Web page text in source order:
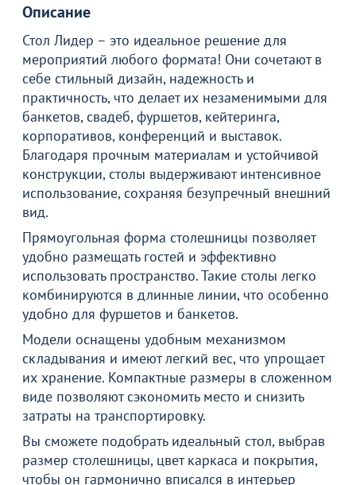
Описание
Стол Лидер – это идеальное решение для
мероприятий любого формата! Они сочетают в
себе стильный дизайн, надежность и
практичность, что делает их незаменимыми для
банкетов, свадеб, фуршетов, кейтеринга,
корпоративов, конференций и выставок.
Благодаря прочным материалам и устойчивой
конструкции, столы выдерживают интенсивное
использование, сохраняя безупречный внешний
вид.
Прямоугольная форма столешницы позволяет
удобно размещать гостей и эффективно
использовать пространство. Такие столы легко
комбинируются в длинные линии, что особенно
удобно для фуршетов и банкетов.
Модели оснащены удобным механизмом
складывания и имеют легкий вес, что упрощает
их хранение. Компактные размеры в сложенном
виде позволяют сэкономить место и снизить
затраты на транспортировку.
Вы сможете подобрать идеальный стол, выбрав
размер столешницы, цвет каркаса и покрытия,
чтобы он гармонично вписался в интерьер